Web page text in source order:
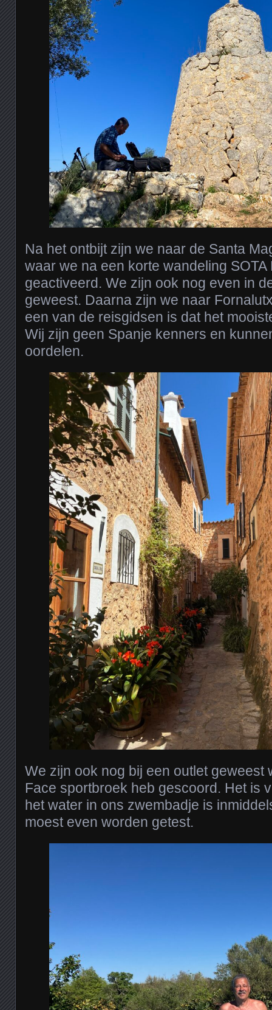
Na het ontbijt zijn we naar de Santa
waar we na een korte wandeling
geactiveerd. We zijn ook nog even in
geweest. Daarna zijn we naar
een van de reisgidsen is dat het
Wij zijn geen Spanje kenners en
oordelen.
We zijn ook nog bij een outlet geweest
Face sportbroek heb gescoord. Het is
het water in ons zwembadje is
moest even worden getest.